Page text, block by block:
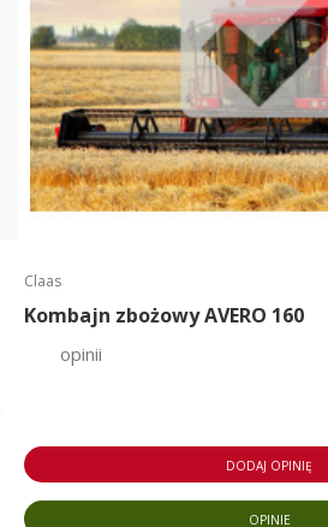
Claas
Kombajn zbożowy AVERO 160
opinii
DODAJ OPINIĘ
OPINIE